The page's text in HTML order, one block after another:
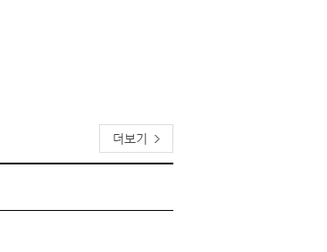
더보기